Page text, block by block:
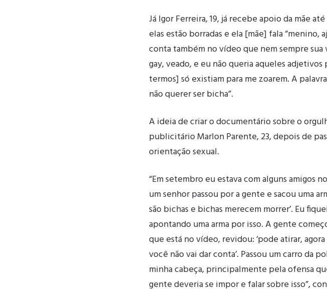
Já Igor Ferreira, 19, já recebe apoio da mãe
elas estão borradas e ela [mãe] fala “menino,
conta também no vídeo que nem sempre
gay, veado, e eu não queria aqueles adjetivos
termos] só existiam para me zoarem. A
não querer ser bicha”.
A ideia de criar o documentário sobre o
publicitário Marlon Parente, 23, depois de
orientação sexual.
“Em setembro eu estava com alguns amigos
um senhor passou por a gente e sacou uma
são bichas e bichas merecem morrer’. Eu
apontando uma arma por isso. A gente
que está no vídeo, revidou: ‘pode atirar,
você não vai dar conta’. Passou um carro da
minha cabeça, principalmente pela ofensa
gente deveria se impor e falar sobre isso”,